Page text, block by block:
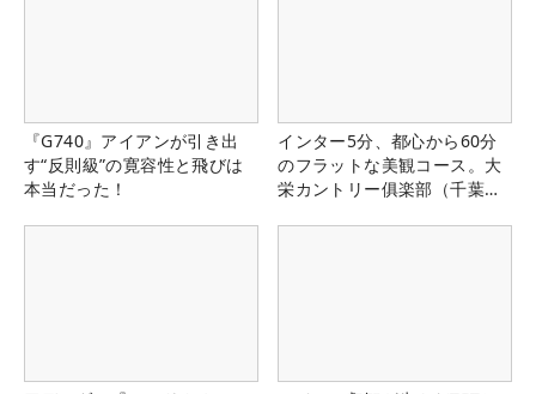
『G740』アイアンが引き出
す“反則級”の寛容性と飛びは
本当だった！
インター5分、都心から60分
のフラットな美観コース。大
栄カントリー俱楽部（千葉